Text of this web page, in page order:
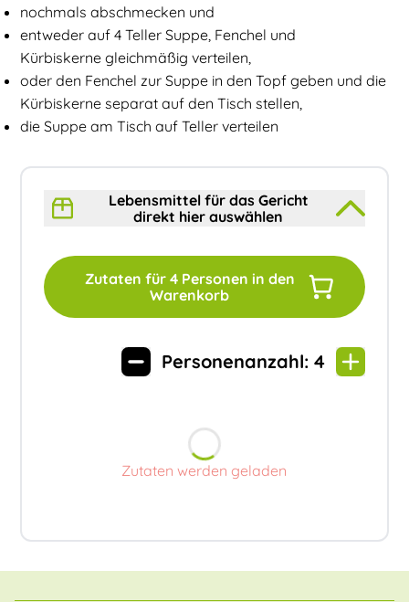
nochmals abschmecken und
entweder auf 4 Teller Suppe, Fenchel und
Kürbiskerne gleichmäßig verteilen,
oder den Fenchel zur Suppe in den Topf geben und die
Kürbiskerne separat auf den Tisch stellen,
die Suppe am Tisch auf Teller verteilen
Lebensmittel für das Gericht
direkt hier auswählen
Zutaten für 4Personen in den
Warenkorb
Personenanzahl: 4
Zutaten werden geladen